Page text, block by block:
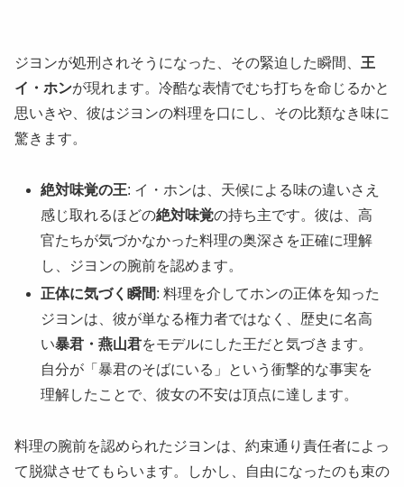
ジヨンが処刑されそうになった、その緊迫した瞬間、 王
イ・ホンが現れます。冷酷な表情でむち打ちを命じるかと
思いきや、彼はジヨンの料理を口にし、その比類なき味に
驚きます。
絶対味覚の王: イ・ホンは、天候による味の違いさえ
感じ取れるほどの絶対味覚の持ち主です。彼は、高
官たちが気づかなかった料理の奥深さを正確に理解
し、ジヨンの腕前を認めます。
正体に気づく瞬間: 料理を介してホンの正体を知った
ジヨンは、彼が単なる権力者ではなく、歴史に名高
い暴君・燕山君をモデルにした王だと気づきます。
自分が「暴君のそばにいる」という衝撃的な事実を
理解したことで、彼女の不安は頂点に達します。
料理の腕前を認められたジヨンは、約束通り責任者によっ
て脱獄させてもらいます。しかし、自由になったのも束の